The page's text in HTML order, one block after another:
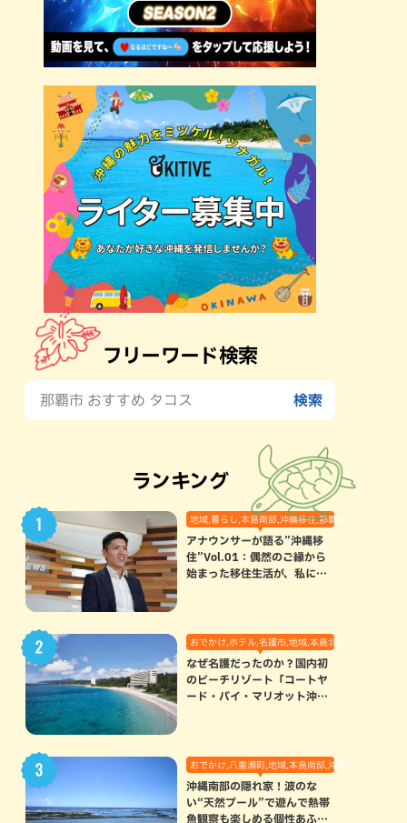
フリーワード検索
ランキング
地域,暮らし,本島南部,沖縄移住,那覇市
アナウンサーが語る”沖縄移
住”Vol.01：偶然のご縁から
始まった移住生活が、私にと
おでかけ,ホテル,名護市,地域,本島北部
なぜ名護だったのか？国内初
のビーチリゾート「コートヤ
ード・バイ・マリオット沖縄
おでかけ,八重瀬町,地域,本島南部,沖縄の海,自然
沖縄南部の隠れ家！波のな
い“天然プール”で遊んで熱帯
魚観察も楽しめる個性あふれ